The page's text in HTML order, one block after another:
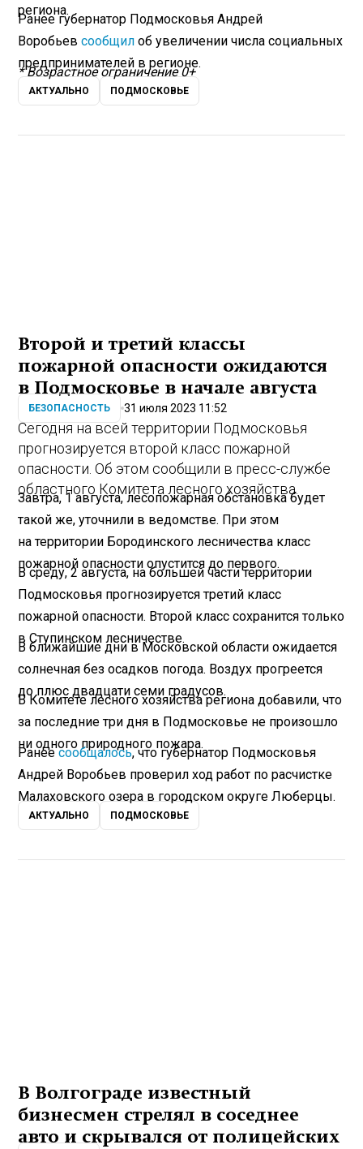
региона.
Ранее губернатор Подмосковья Андрей
Воробьевсообщил об увеличении числа социальных
предпринимателей в регионе.
* Возрастное ограничение 0+
АКТУАЛЬНО ПОДМОСКОВЬЕ
Второй и третий классы
пожарной опасности ожидаются
в Подмосковье в начале августа
БЕЗОПАСНОСТЬ 31 июля 2023 11:52
Сегодня на всей территории Подмосковья
прогнозируется второй класс пожарной
опасности. Об этом сообщили в пресс-службе
областного Комитета лесного хозяйства.
Завтра, 1 августа, лесопожарная обстановка будет
такой же, уточнили в ведомстве. При этом
на территории Бородинского лесничества класс
пожарной опасности опустится до первого.
В среду, 2 августа, на большей части территории
Подмосковья прогнозируется третий класс
пожарной опасности. Второй класс сохранится только
в Ступинском лесничестве.
В ближайшие дни в Московской области ожидается
солнечная без осадков погода. Воздух прогреется
до плюс двадцати семи градусов.
В Комитете лесного хозяйства региона добавили, что
за последние три дня в Подмосковье не произошло
ни одного природного пожара.
Ранеесообщалось, что губернатор Подмосковья
Андрей Воробьев проверил ход работ по расчистке
Малаховского озера в городском округе Люберцы.
АКТУАЛЬНО ПОДМОСКОВЬЕ
В Волгограде известный
бизнесмен стрелял в соседнее
авто и скрывался от полицейских